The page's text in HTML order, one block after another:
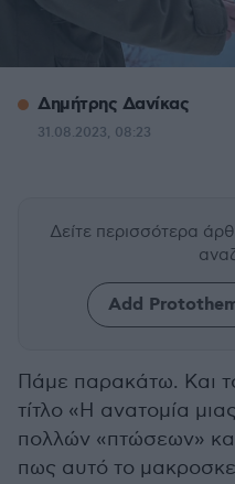
Δημήτρης Δανίκας
31.08.2023, 08:23
Δείτε περισσότερα
Add
Πάμε παρακάτω. Και
τίτλο «Η ανατομία
πολλών «πτώσεων»
πως αυτό το